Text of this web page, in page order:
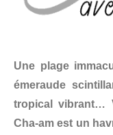
Une plage
émeraude
tropical vibrant…
Cha-am est un